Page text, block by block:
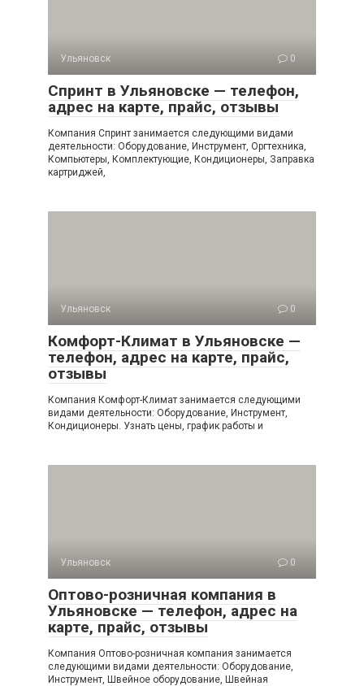
Ульяновск 0
Спринт в Ульяновске — телефон,
адрес на карте, прайс, отзывы
Компания Спринт занимается следующими видами
деятельности: Оборудование, Инструмент, Оргтехника,
Компьютеры, Комплектующие, Кондиционеры, Заправка
картриджей,
Ульяновск 0
Комфорт-Климат в Ульяновске —
телефон, адрес на карте, прайс,
отзывы
Компания Комфорт-Климат занимается следующими
видами деятельности: Оборудование, Инструмент,
Кондиционеры. Узнать цены, график работы и
Ульяновск 0
Оптово-розничная компания в
Ульяновске — телефон, адрес на
карте, прайс, отзывы
Компания Оптово-розничная компания занимается
следующими видами деятельности: Оборудование,
Инструмент, Швейное оборудование, Швейная